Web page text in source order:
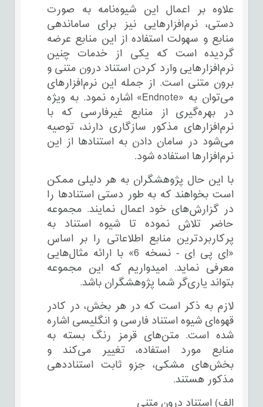
علاوه بر اعمال این شیوه‌نامه به صورت
دستی، نرم‌افزارهایی نیز برای ساماندهی
منابع و سهولت استفاده از این منابع عرضه
گردیده است که یکی از خدمات چنین
نرم‌افزارهایی وارد کردن استناد درون متنی و
برون متنی است. از جمله این نرم‌افزارهای
می‌توان به «Endnote» اشاره نمود. به ویژه
در بهره‌گیری از منابع غیرفارسی که با
نرم‌افزارهای مذکور سازگاری دارند، توصیه
می‌شود در سامان دادن به استنادها از این
نرم‌افزارها استفاده شود.
با این حال پژوهشگران به هر دلیلی ممکن
است بخواهند که به طور دستی استنادها را
در گزارش‌های خود اعمال نمایند. مجموعه
حاضر تلاش نموده تا شیوه استناد به
پرکاربردترین منابع اطلاعاتی را بر اساس
«اِی پی اِی - نسخه 6» با ارائه مثال‌هایی
معرفی نماید. امیدواریم که این مجموعه
بتواند یاری‌گر شما پژوهشگران باشد.
لازم به ذکر است که در هر بخش، در کادر
قهوه‌ای شیوه استناد فارسی و انگلیسی اشاره
شده است. متن‌های قرمز رنگ بسته به
منابع مورد استفاده، تغییر می‌کند و
بخش‌های مشکی، جزو ثابت استناددهی
مذکور هستند.
الف) استناد درون متنی